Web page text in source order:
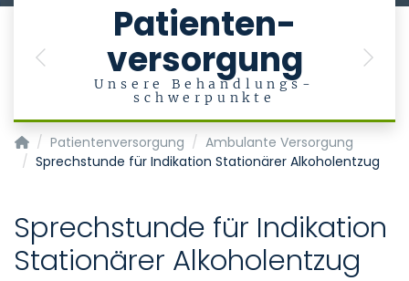
Patienten-
versorgung
Unsere Behandlungs-
schwerpunkte
Previous Next
Klinik für Psychiatrie, Psychotherapie und Psychosomatik
Patientenversorgung
Ambulante Versorgung
Sprechstunde für Indikation Stationärer Alkoholentzug
Sprechstunde für Indikation
Stationärer Alkoholentzug